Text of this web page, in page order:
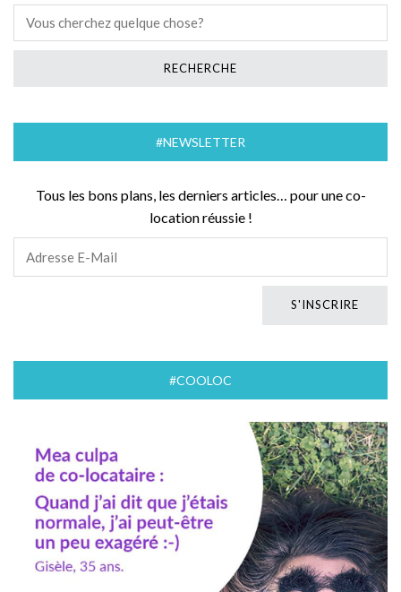
#NEWSLETTER
Tous les bons plans, les derniers articles… pour une co-
location réussie !
#COOLOC